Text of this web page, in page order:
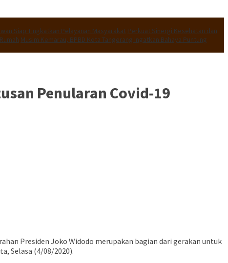
Siap Tingkatkan Pelayanan Masyarakat Perkuat Sinergi Kesehatan dan
Musim Kemarau, BPBD Kota Tangerang Ingatkan Bahaya Puntung
Penularan Covid-19
Presiden Joko Widodo merupakan bagian dari gerakan untuk
Selasa (4/08/2020).